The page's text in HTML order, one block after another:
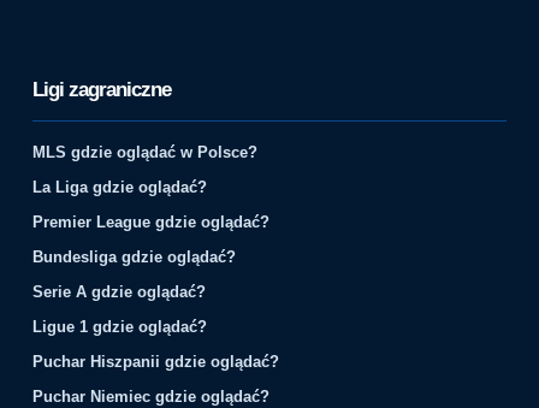
Ligi zagraniczne
MLS gdzie oglądać w Polsce?
La Liga gdzie oglądać?
Premier League gdzie oglądać?
Bundesliga gdzie oglądać?
Serie A gdzie oglądać?
Ligue 1 gdzie oglądać?
Puchar Hiszpanii gdzie oglądać?
Puchar Niemiec gdzie oglądać?